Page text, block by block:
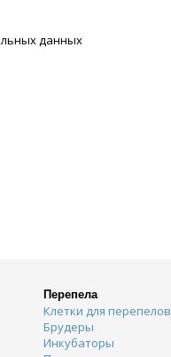
данных
Перепела
Клетки для перепелов
Брудеры
Инкубаторы